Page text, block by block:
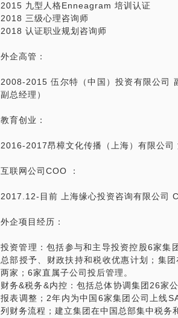
2015 九型人格Enneagram 培训认证
2018 三级心理咨询师
2018 认证职业规划咨询师
外企高管：
2008-2015 伍尔特（中国）投资有限公司
副总经理）
教育创业：
2016-2017昂樟文化传播（上海）有限公司
互联网公司COO ：
2017.12-目前 上海缘心投资咨询有限公司
外企项目经历：
投资管理：包括参与和主导投资控股6家集
总部授予、财政扶持和税收优惠计划；集
两家；6家直属子公司投后管理。
财务&税务&内控：包括总体协调集团26家
报表调整；2年内为中国6家集团公司上线
列财务流程；建立集团在中国总部集中税务